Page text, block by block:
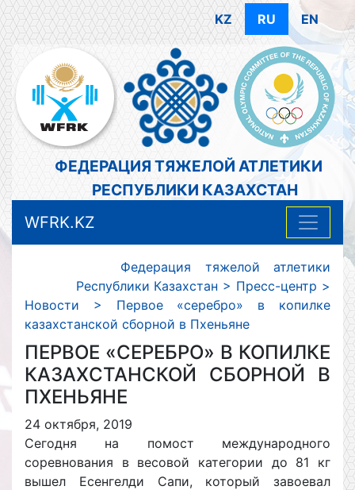
KZ RU EN
ФЕДЕРАЦИЯ ТЯЖЕЛОЙ АТЛЕТИКИ
РЕСПУБЛИКИ КАЗАХСТАН
WFRK.KZ
Федерация тяжелой атлетики
Республики Казахстан > Пресс-центр >
Новости > Первое «серебро» в копилке
казахстанской сборной в Пхеньяне
ПЕРВОЕ «СЕРЕБРО» В КОПИЛКЕ
КАЗАХСТАНСКОЙ СБОРНОЙ В
ПХЕНЬЯНЕ
24 октября, 2019
Сегодня на помост международного
соревнования в весовой категории до 81 кг
вышел Есенгелди Сапи, который завоевал